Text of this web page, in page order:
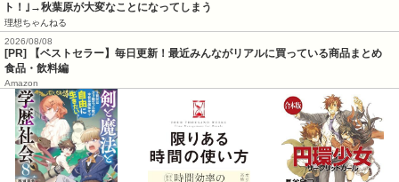
ト！｣→秋葉原が大変なことになってしまう
理想ちゃんねる
2026/08/08
[PR] 【ベストセラー】毎日更新！最近みんながリアルに買っている商品まとめ
食品・飲料編
Amazon